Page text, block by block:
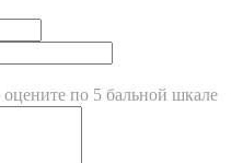
по 5 бальной шкале